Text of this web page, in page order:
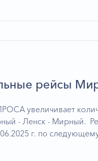
рейсы
увеличивает
- Ленск - Мирный.
г. по